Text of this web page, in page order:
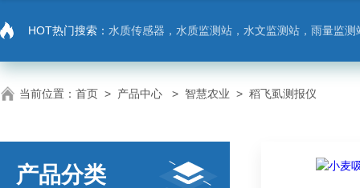
HOT热门搜索： 水质传感器，水质监测站，水文监测站，雨量监
当前位置： 首页 > 产品中心 > 智慧农业 > 稻飞虱测报仪
产品分类